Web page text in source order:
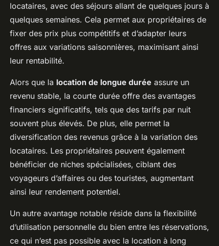
locataires, avec des séjours allant de quelques jours à
quelques semaines. Cela permet aux propriétaires de
fixer des prix plus compétitifs et d’adapter leurs
offres aux variations saisonnières, maximisant ainsi
leur rentabilité.
Alors que la location de longue durée assure un
revenu stable, la courte durée offre des avantages
financiers significatifs, tels que des tarifs par nuit
souvent plus élevés. De plus, elle permet la
diversification des revenus grâce à la variation des
locataires. Les propriétaires peuvent également
bénéficier de niches spécialisées, ciblant des
voyageurs d’affaires ou des touristes, augmentant
ainsi leur rendement potentiel.
Un autre avantage notable réside dans la flexibilité
d’utilisation personnelle du bien entre les réservations,
ce qui n’est pas possible avec la location à long